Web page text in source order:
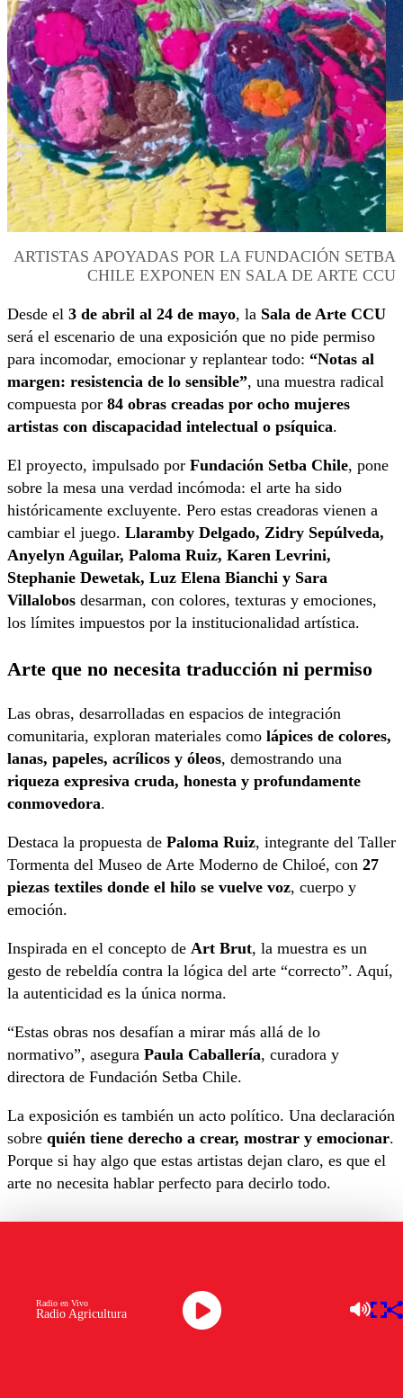
ARTISTAS APOYADAS POR LA FUNDACIÓN SETBA
CHILE EXPONEN EN SALA DE ARTE CCU
Desde el 3 de abril al 24 de mayo, la Sala de Arte CCU
será el escenario de una exposición que no pide permiso
para incomodar, emocionar y replantear todo: “Notas al
margen: resistencia de lo sensible”, una muestra radical
compuesta por 84 obras creadas por ocho mujeres
artistas con discapacidad intelectual o psíquica.
El proyecto, impulsado por Fundación Setba Chile, pone
sobre la mesa una verdad incómoda: el arte ha sido
históricamente excluyente. Pero estas creadoras vienen a
cambiar el juego. Llaramby Delgado, Zidry Sepúlveda,
Anyelyn Aguilar, Paloma Ruiz, Karen Levrini,
Stephanie Dewetak, Luz Elena Bianchi y Sara
Villalobos desarman, con colores, texturas y emociones,
los límites impuestos por la institucionalidad artística.
Arte que no necesita traducción ni permiso
Las obras, desarrolladas en espacios de integración
comunitaria, exploran materiales como lápices de colores,
lanas, papeles, acrílicos y óleos, demostrando una
riqueza expresiva cruda, honesta y profundamente
conmovedora.
Destaca la propuesta de Paloma Ruiz, integrante del Taller
Tormenta del Museo de Arte Moderno de Chiloé, con 27
piezas textiles donde el hilo se vuelve voz, cuerpo y
emoción.
Inspirada en el concepto de Art Brut, la muestra es un
gesto de rebeldía contra la lógica del arte “correcto”. Aquí,
la autenticidad es la única norma.
“Estas obras nos desafían a mirar más allá de lo
normativo”, asegura Paula Caballería, curadora y
directora de Fundación Setba Chile.
La exposición es también un acto político. Una declaración
sobre quién tiene derecho a crear, mostrar y emocionar.
Porque si hay algo que estas artistas dejan claro, es que el
arte no necesita hablar perfecto para decirlo todo.
OTROS TEMAS A EXPLORAR:
Ver comentarios
Radio Agricultura
Radio en Vivo